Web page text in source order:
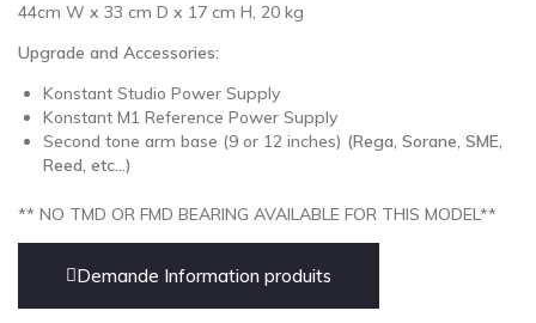
44cm W x 33 cm D x 17 cm H, 20 kg
Upgrade and Accessories:
Konstant Studio Power Supply
Konstant M1 Reference Power Supply
Second tone arm base (9 or 12 inches) (Rega, Sorane, SME,
Reed, etc…)
** NO TMD OR FMD BEARING AVAILABLE FOR THIS MODEL**
Demande Information produits